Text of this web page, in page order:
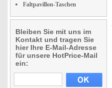
Faltpavillon-Taschen
Bleiben Sie mit uns im
Kontakt und tragen Sie
hier Ihre E-Mail-Adresse
für unsere HotPrice-Mail
ein: